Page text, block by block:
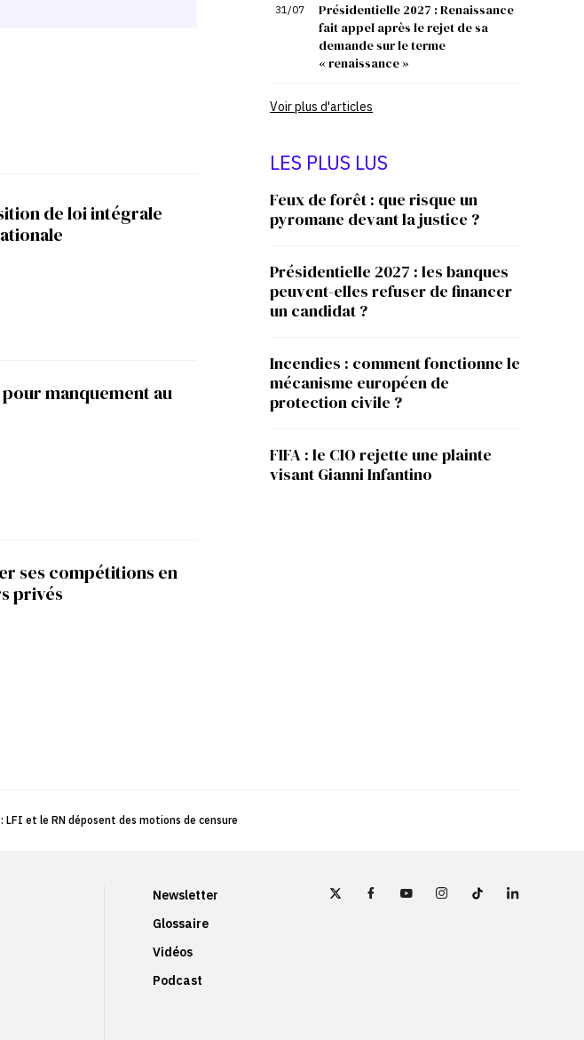
de loi intégrale
manquement au
ses compétitions en
privés
31/07
Présidentielle 2027 : Renaissance
fait appel après le rejet de sa
demande sur le terme
« renaissance »
Voir plus d'articles
LES PLUS LUS
Feux de forêt : que risque un
pyromane devant la justice ?
Présidentielle 2027 : les banques
peuvent-elles refuser de financer
un candidat ?
Incendies : comment fonctionne le
mécanisme européen de
protection civile ?
FIFA : le CIO rejette une plainte
visant Gianni Infantino
LFI et le RN déposent des motions de censure
Newsletter
Glossaire
Vidéos
Podcast